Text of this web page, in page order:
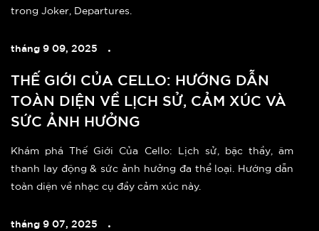
trong Joker, Departures.
tháng 9 09, 2025
THẾ GIỚI CỦA CELLO: HƯỚNG DẪN
TOÀN DIỆN VỀ LỊCH SỬ, CẢM XÚC VÀ
SỨC ẢNH HƯỞNG
Khám phá Thế Giới Của Cello: Lịch sử, bậc thầy, âm
thanh lay động & sức ảnh hưởng đa thể loại. Hướng dẫn
toàn diện về nhạc cụ đầy cảm xúc này.
tháng 9 07, 2025